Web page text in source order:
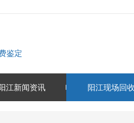
鉴定
江新闻资讯 阳江现场回收